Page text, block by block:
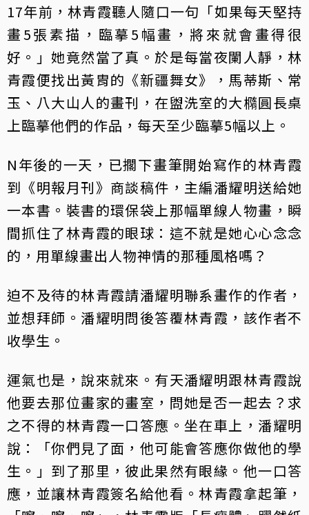
17年前，林青霞聽人隨口一句「如果每天堅持
畫5張素描，臨摹5幅畫，將來就會畫得很
好。」她竟然當了真。於是每當夜闌人靜，林
青霞便找出黃胄的《新疆舞女》，馬蒂斯、常
玉、八大山人的畫刊，在盥洗室的大橢圓長桌
上臨摹他們的作品，每天至少臨摹5幅以上。
N年後的一天，已擱下畫筆開始寫作的林青霞
到《明報月刊》商談稿件，主編潘耀明送給她
一本書。裝書的環保袋上那幅單線人物畫，瞬
間抓住了林青霞的眼球：這不就是她心心念念
的，用單線畫出人物神情的那種風格嗎？
迫不及待的林青霞請潘耀明聯系畫作的作者，
並想拜師。潘耀明問後答覆林青霞，該作者不
收學生。
運氣也是，說來就來。有天潘耀明跟林青霞說
他要去那位畫家的畫室，問她是否一起去？求
之不得的林青霞一口答應。坐在車上，潘耀明
說：「你們見了面，他可能會答應你做他的學
生。」到了那里，彼此果然有眼緣。他一口答
應，並讓林青霞簽名給他看。林青霞拿起筆，